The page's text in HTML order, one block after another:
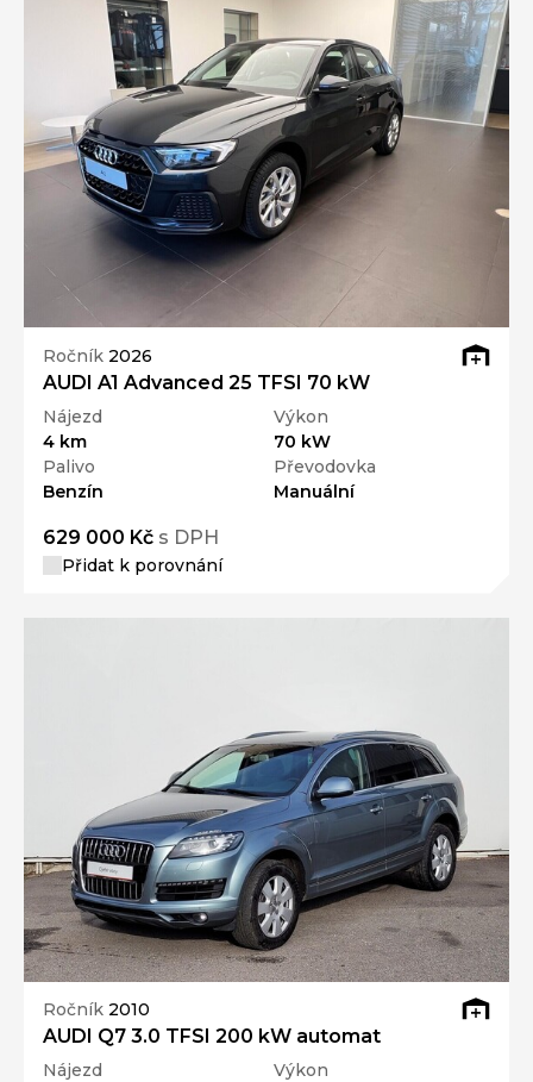
Ročník 2026
AUDI A1 Advanced 25 TFSI 70 kW
Nájezd
4 km
Výkon
70 kW
Palivo
Benzín
Převodovka
Manuální
629 000 Kč s DPH
Přidat k porovnání
Ročník 2010
AUDI Q7 3.0 TFSI 200 kW automat
Nájezd
Výkon